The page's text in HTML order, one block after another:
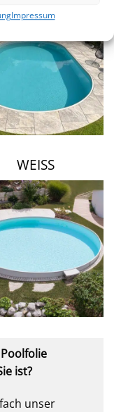
Impressum
WEISS
ist?
unser